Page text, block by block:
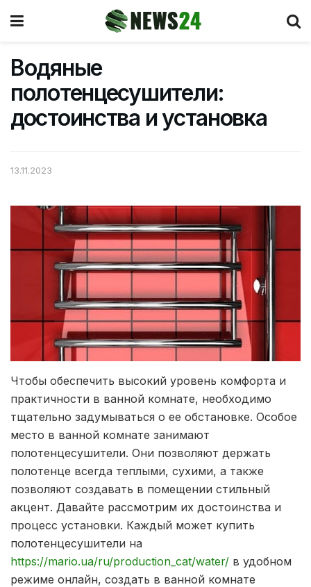
Водяные
полотенцесушители:
достоинства и установка
13.11.2023
Чтобы обеспечить высокий уровень комфорта и
практичности в ванной комнате, необходимо
тщательно задумываться о ее обстановке. Особое
место в ванной комнате занимают
полотенцесушители. Они позволяют держать
полотенце всегда теплыми, сухими, а также
позволяют создавать в помещении стильный
акцент. Давайте рассмотрим их достоинства и
процесс установки. Каждый может купить
полотенцесушители на
https://mario.ua/ru/production_cat/water/ в удобном
режиме онлайн, создать в ванной комнате